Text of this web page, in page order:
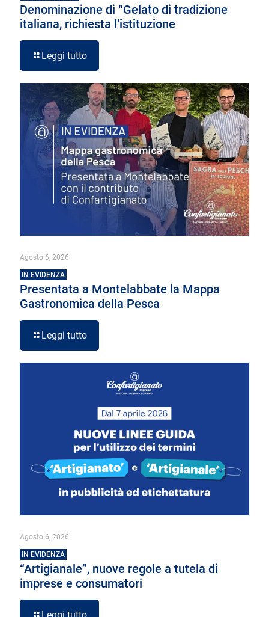
Denominazione di “Gelato di tradizione
italiana, richiesta l’istituzione
Leggi tutto
Agosto 6, 2026
IN EVIDENZA
Presentata a Montelabbate la Mappa
Gastronomica della Pesca
Leggi tutto
Agosto 6, 2026
IN EVIDENZA
“Artigianale”, nuove regole a tutela di
imprese e consumatori